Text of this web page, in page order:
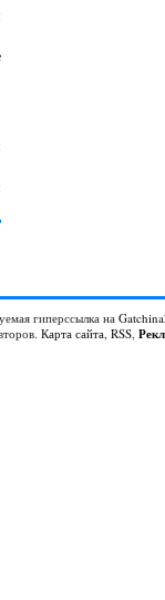
гиперссылка на
Карта сайта, RSS,